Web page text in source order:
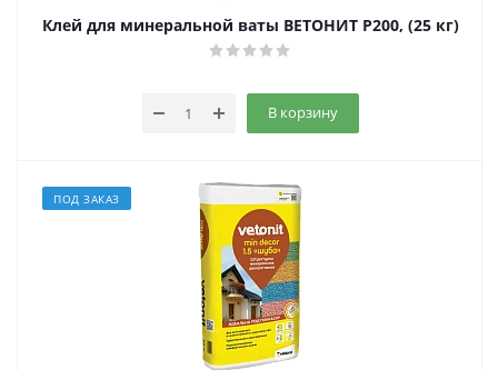
Клей для минеральной ваты ВЕТОНИТ Р200, (25 кг)
В корзину
ПОД ЗАКАЗ